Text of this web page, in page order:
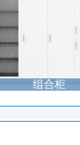
组合柜